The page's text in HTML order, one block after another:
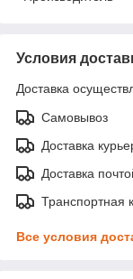
Условия
Доставка
Самовывоз
Доставка
Доставка
Транспортная
Все условия